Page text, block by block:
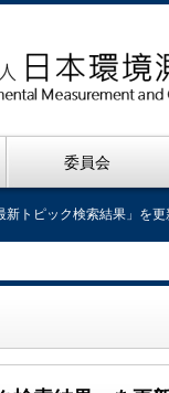
委員会
新トピック検索結果」を更